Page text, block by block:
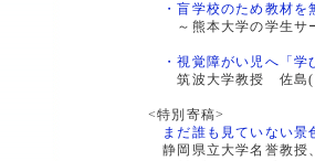
・盲学校のため教材を
～熊本大学の学生サ
・視覚障がい児へ「学
筑波大学教授 佐島(
<特別寄稿>
まだ誰も見ていない景
静岡県立大学名誉教授